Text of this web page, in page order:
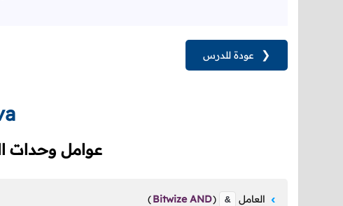
❮ عودة للدرس
عوامل وحدات
العامل &
(
Bitwize AND
)